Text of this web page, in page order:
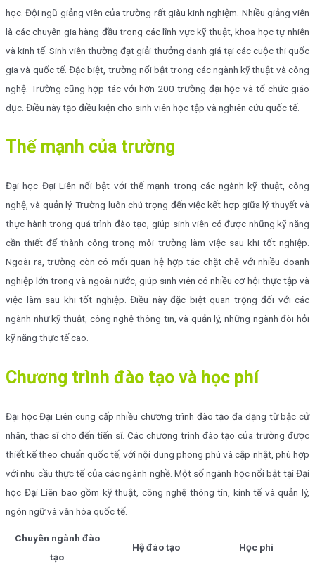
học. Đội ngũ giảng viên của trường rất giàu kinh nghiệm. Nhiều giảng viên
là các chuyên gia hàng đầu trong các lĩnh vực kỹ thuật, khoa học tự nhiên
và kinh tế. Sinh viên thường đạt giải thưởng danh giá tại các cuộc thi quốc
gia và quốc tế. Đặc biệt, trường nổi bật trong các ngành kỹ thuật và công
nghệ. Trường cũng hợp tác với hơn 200 trường đại học và tổ chức giáo
dục. Điều này tạo điều kiện cho sinh viên học tập và nghiên cứu quốc tế.
Thế mạnh của trường
Đại học Đại Liên nổi bật với thế mạnh trong các ngành kỹ thuật, công
nghệ, và quản lý. Trường luôn chú trọng đến việc kết hợp giữa lý thuyết và
thực hành trong quá trình đào tạo, giúp sinh viên có được những kỹ năng
cần thiết để thành công trong môi trường làm việc sau khi tốt nghiệp.
Ngoài ra, trường còn có mối quan hệ hợp tác chặt chẽ với nhiều doanh
nghiệp lớn trong và ngoài nước, giúp sinh viên có nhiều cơ hội thực tập và
việc làm sau khi tốt nghiệp. Điều này đặc biệt quan trọng đối với các
ngành như kỹ thuật, công nghệ thông tin, và quản lý, những ngành đòi hỏi
kỹ năng thực tế cao.
Chương trình đào tạo và học phí
Đại học Đại Liên cung cấp nhiều chương trình đào tạo đa dạng từ bậc cử
nhân, thạc sĩ cho đến tiến sĩ. Các chương trình đào tạo của trường được
thiết kế theo chuẩn quốc tế, với nội dung phong phú và cập nhật, phù hợp
với nhu cầu thực tế của các ngành nghề. Một số ngành học nổi bật tại Đại
học Đại Liên bao gồm kỹ thuật, công nghệ thông tin, kinh tế và quản lý,
ngôn ngữ và văn hóa quốc tế.
Chuyên ngành đào
tạo
Hệ đào tạo Học phí